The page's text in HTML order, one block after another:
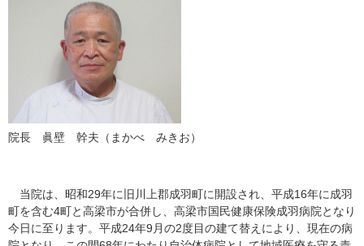
院長 眞壁 幹夫（まかべ みきお）
当院は、昭和29年に旧川上郡成羽町に開設され、平成16年に成羽
町を含む4町と高梁市が合併し、高梁市国民健康保険成羽病院となり
今日に至ります。平成24年9月の2度目の建て替えにより、現在の病